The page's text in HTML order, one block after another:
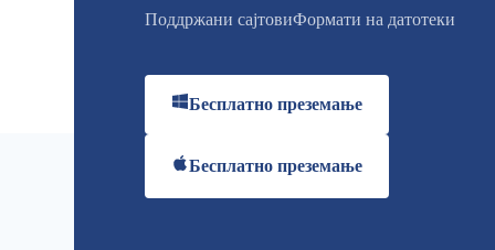
Поддржани сајтовиФормати на датотеки
Бесплатно преземање
Бесплатно преземање